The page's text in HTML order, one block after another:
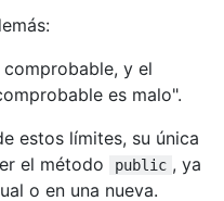
comprobable, y el
es malo".
estos límites, su única
el método
public , ya
o en una nueva.